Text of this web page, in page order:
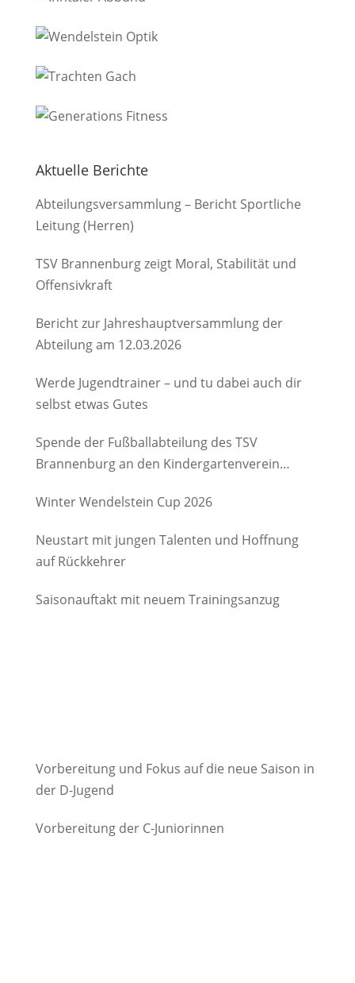
Aktuelle Berichte
Abteilungsversammlung – Bericht Sportliche
Leitung (Herren)
TSV Brannenburg zeigt Moral, Stabilität und
Offensivkraft
Bericht zur Jahreshauptversammlung der
Abteilung am 12.03.2026
Werde Jugendtrainer – und tu dabei auch dir
selbst etwas Gutes
Spende der Fußballabteilung des TSV
Brannenburg an den Kindergartenverein
Winter Wendelstein Cup 2026
Neustart mit jungen Talenten und Hoffnung
auf Rückkehrer
Saisonauftakt mit neuem Trainingsanzug
Vorbereitung und Fokus auf die neue Saison in
der D-Jugend
Vorbereitung der C-Juniorinnen